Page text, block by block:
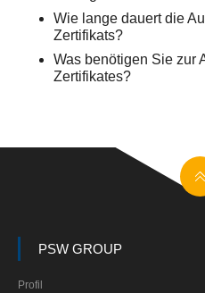
Wie lange dauert die
Zertifikats?
Was benötigen Sie zur
Zertifikates?
PSW GROUP
Profil